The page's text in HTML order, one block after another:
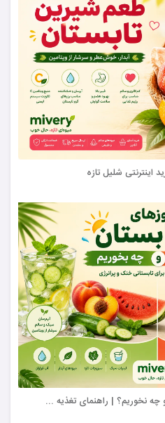
اینترنتی شلیل تازه
چه نخوریم؟ | راهنمای تغذیه ...